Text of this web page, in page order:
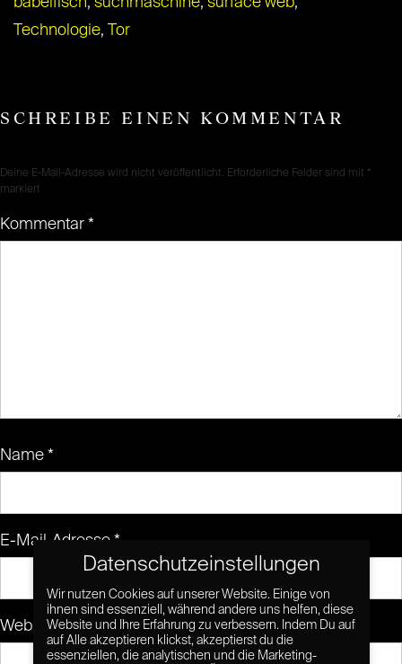
Technologie, Tor
SCHREIBE EINEN KOMMENTAR
Deine E-Mail-Adresse wird nicht veröffentlicht. Erforderliche Felder sind mit *
markiert
Kommentar *
Name *
E-Mail-Adresse *
Website
Datenschutzeinstellungen
Wir nutzen Cookies auf unserer Website. Einige von
ihnen sind essenziell, während andere uns helfen, diese
Website und Ihre Erfahrung zu verbessern. Indem Du auf
auf Alle akzeptieren klickst, akzeptierst du die
essenziellen, die analytischen und die Marketing-